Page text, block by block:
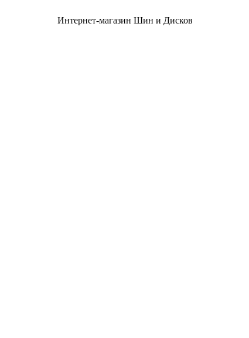
Интернет-магазин Шин и Дисков